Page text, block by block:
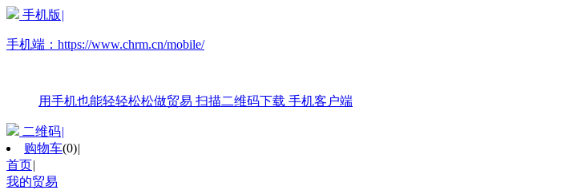
手机版 |
手机端： https://www.chrm.cn/mobile/
用手机也能轻轻松松做贸易 扫描二维码下载 手机客户端
二维码|
购物车(0)|
首页|
我的贸易